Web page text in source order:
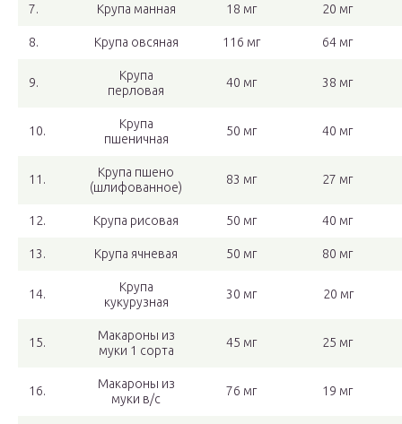
7. Крупа манная 18 мг 20 мг
8. Крупа овсяная 116 мг 64 мг
9.
Крупа
перловая
40 мг 38 мг
10.
Крупа
пшеничная
50 мг 40 мг
11.
Крупа пшено
(шлифованное)
83 мг 27 мг
12. Крупа рисовая 50 мг 40 мг
13. Крупа ячневая 50 мг 80 мг
14.
Крупа
кукурузная
30 мг 20 мг
15.
Макароны из
муки 1 сорта
45 мг 25 мг
16.
Макароны из
муки в/с
76 мг 19 мг